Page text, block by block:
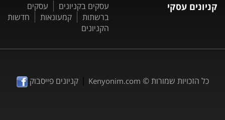
קניונים עסקי עסקים בקניונים
עסקים
ברשתות
קמעונאות
חדשות
הקניונים
כל הזכויות שמורות © Kenyonim.com
|קניונים פייסבוק